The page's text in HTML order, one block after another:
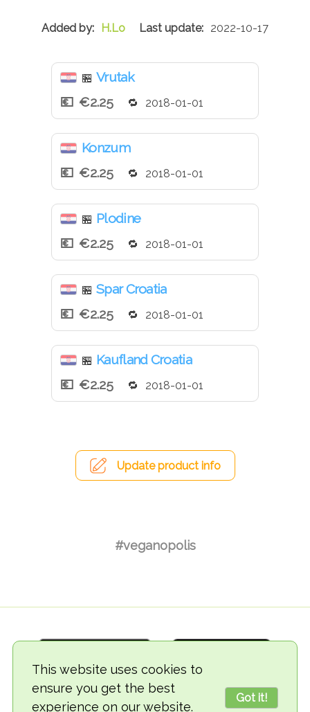
This website uses cookies to
ensure you get the best
experience on our website.
Got it!
H.Lo 2022-10-17
🏪 Vrutak
€2.25
2018-01-01
Konzum
€2.25
2018-01-01
🏪 Plodine
€2.25
2018-01-01
🏪 Spar Croatia
€2.25
2018-01-01
🏪 Kaufland Croatia
€2.25
2018-01-01
Update product info
#veganopolis
© 2018-2026 TheVegCat